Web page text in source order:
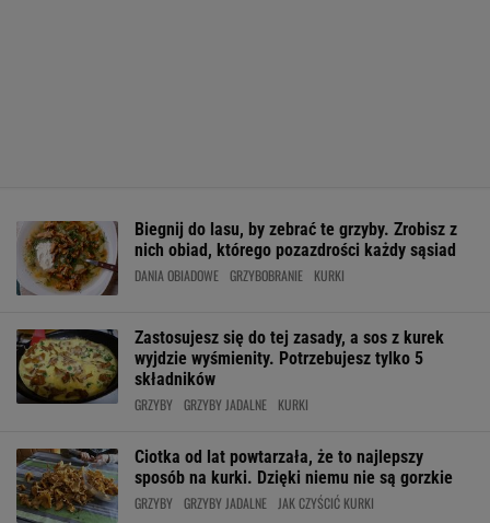
Biegnij do lasu, by zebrać te grzyby. Zrobisz z
nich obiad, którego pozazdrości każdy sąsiad
DANIA OBIADOWE GRZYBOBRANIE KURKI
Zastosujesz się do tej zasady, a sos z kurek
wyjdzie wyśmienity. Potrzebujesz tylko 5
składników
GRZYBY GRZYBY JADALNE KURKI
Ciotka od lat powtarzała, że to najlepszy
sposób na kurki. Dzięki niemu nie są gorzkie
GRZYBY GRZYBY JADALNE JAK CZYŚCIĆ KURKI